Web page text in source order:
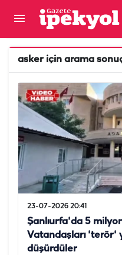
asker için arama
23-07-2026 20:41
Şanlıurfa'da 5
Vatandaşları 'terör'
düşürdüler